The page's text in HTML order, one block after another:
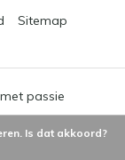
passie
Sitemap
Is dat akkoord?